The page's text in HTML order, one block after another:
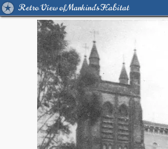
Retro View of Mankind's Habitat